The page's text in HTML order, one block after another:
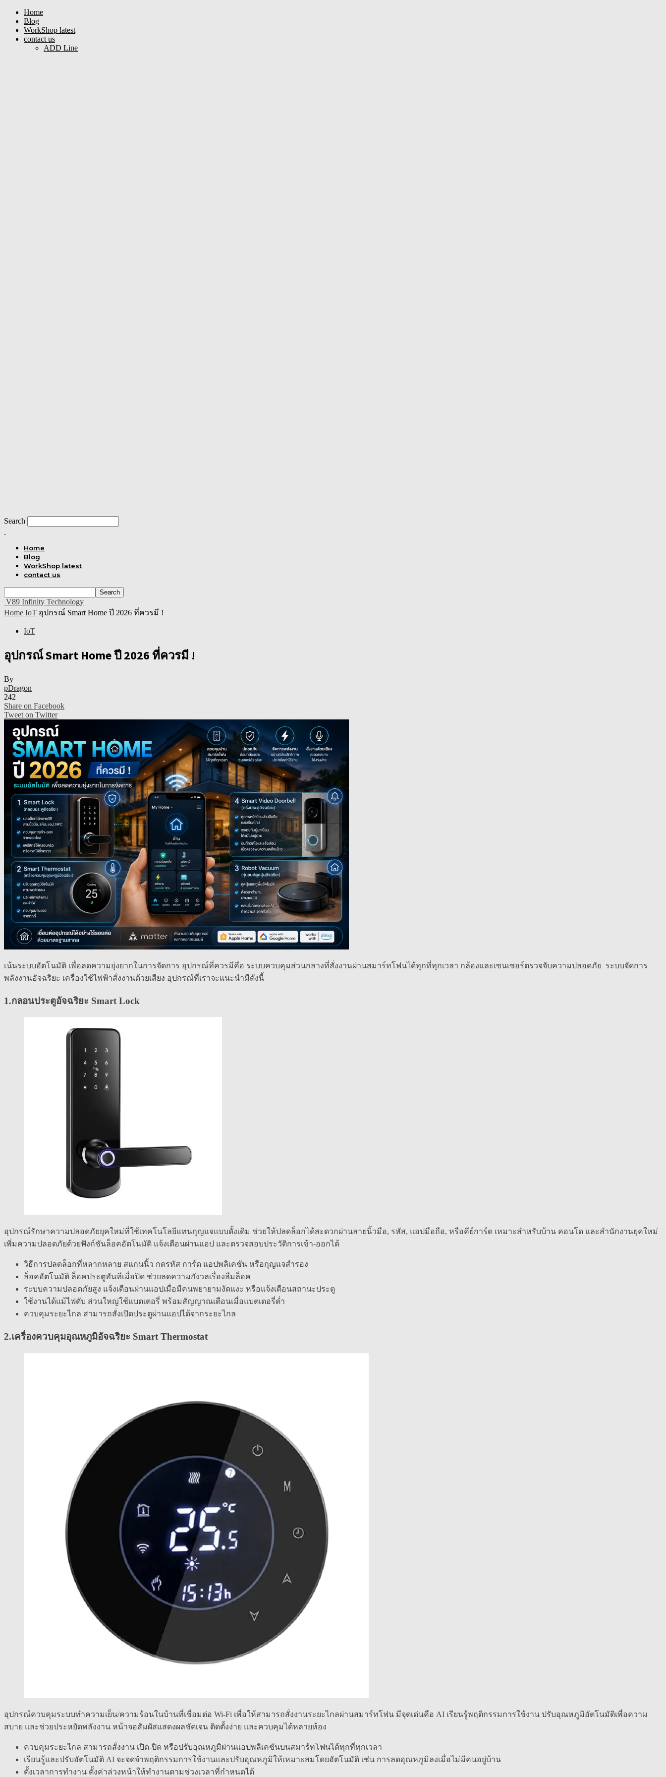
Home
Blog
WorkShop latest
contact us
ADD Line
Search
Home
Blog
WorkShop latest
contact us
V89 Infinity Technology
Home IoT อุปกรณ์ Smart Home ปี 2026 ที่ควรมี !
IoT
อุปกรณ์ Smart Home ปี 2026 ที่ควรมี !
By
pDragon
242
Share on Facebook
Tweet on Twitter
เน้นระบบอัตโนมัติ เพื่อลดความยุ่งยากในการจัดการ อุปกรณ์ที่ควรมีคือ ระบบควบคุมส่วนกลางที่สั่งงานผ่านสมาร์ทโฟนได้ทุกที่ทุกเวลา กล้องและเซนเซอร์ตรวจจับความปลอดภัย ระบบจัดการ
พลังงานอัจฉริยะ เครื่องใช้ไฟฟ้าสั่งงานด้วยเสียง อุปกรณ์ที่เราจะแนะนำมีดังนี้
1.กลอนประตูอัจฉริยะ Smart Lock
อุปกรณ์รักษาความปลอดภัยยุคใหม่ที่ใช้เทคโนโลยีแทนกุญแจแบบดั้งเดิม ช่วยให้ปลดล็อกได้สะดวกผ่านลายนิ้วมือ, รหัส, แอปมือถือ, หรือคีย์การ์ด เหมาะสำหรับบ้าน คอนโด และสำนักงานยุคใหม่
เพิ่มความปลอดภัยด้วยฟังก์ชันล็อคอัตโนมัติ แจ้งเตือนผ่านแอป และตรวจสอบประวัติการเข้า-ออกได้
วิธีการปลดล็อกที่หลากหลาย สแกนนิ้ว กดรหัส การ์ด แอปพลิเคชัน หรือกุญแจสำรอง
ล็อคอัตโนมัติ ล็อคประตูทันทีเมื่อปิด ช่วยลดความกังวลเรื่องลืมล็อค
ระบบความปลอดภัยสูง แจ้งเตือนผ่านแอปเมื่อมีคนพยายามงัดแงะ หรือแจ้งเตือนสถานะประตู
ใช้งานได้แม้ไฟดับ ส่วนใหญ่ใช้แบตเตอรี่ พร้อมสัญญาณเตือนเมื่อแบตเตอรี่ต่ำ
ควบคุมระยะไกล สามารถสั่งเปิดประตูผ่านแอปได้จากระยะไกล
2.เครื่องควบคุมอุณหภูมิอัจฉริยะ Smart Thermostat
อุปกรณ์ควบคุมระบบทำความเย็น/ความร้อนในบ้านที่เชื่อมต่อ Wi-Fi เพื่อให้สามารถสั่งงานระยะไกลผ่านสมาร์ทโฟน มีจุดเด่นคือ AI เรียนรู้พฤติกรรมการใช้งาน ปรับอุณหภูมิอัตโนมัติเพื่อความ
สบาย และช่วยประหยัดพลังงาน หน้าจอสัมผัสแสดงผลชัดเจน ติดตั้งง่าย และควบคุมได้หลายห้อง
ควบคุมระยะไกล สามารถสั่งงาน เปิด-ปิด หรือปรับอุณหภูมิผ่านแอปพลิเคชันบนสมาร์ทโฟนได้ทุกที่ทุกเวลา
เรียนรู้และปรับอัตโนมัติ AI จะจดจำพฤติกรรมการใช้งานและปรับอุณหภูมิให้เหมาะสมโดยอัตโนมัติ เช่น การลดอุณหภูมิลงเมื่อไม่มีคนอยู่บ้าน
ตั้งเวลาการทำงาน ตั้งค่าล่วงหน้าให้ทำงานตามช่วงเวลาที่กำหนดได้